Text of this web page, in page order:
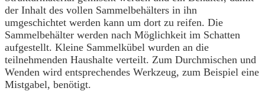
der Inhalt des vollen Sammelbehälters in ihn
umgeschichtet werden kann um dort zu reifen. Die
Sammelbehälter werden nach Möglichkeit im Schatten
aufgestellt. Kleine Sammelkübel wurden an die
teilnehmenden Haushalte verteilt. Zum Durchmischen und
Wenden wird entsprechendes Werkzeug, zum Beispiel eine
Mistgabel, benötigt.